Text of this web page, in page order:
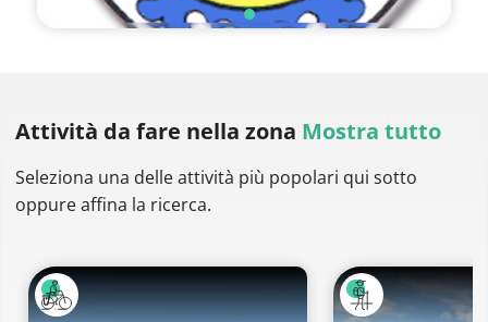
Attività da fare nella zona Mostra tutto
Seleziona una delle attività più popolari qui sotto
oppure affina la ricerca.